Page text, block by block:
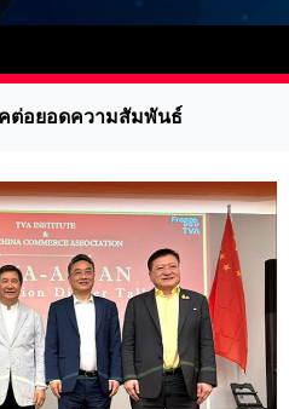
ต่อยอดความสัมพันธ์